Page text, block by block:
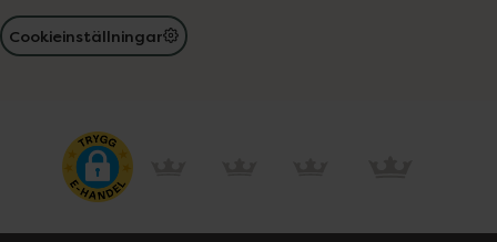
Cookieinställningar